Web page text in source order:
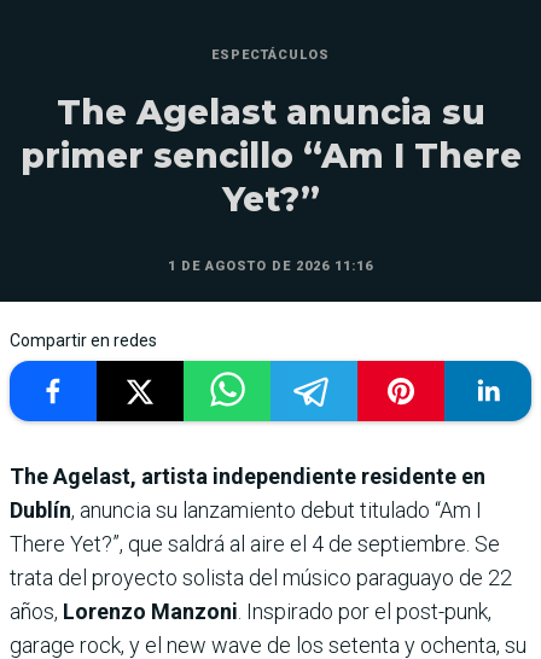
ESPECTÁCULOS
The Agelast anuncia su
primer sencillo “Am I There
Yet?”
1 DE AGOSTO DE 2026 11:16
Compartir en redes
The Agelast, artista independiente residente en
Dublín, anuncia su lanzamiento debut titulado “Am I
There Yet?”, que saldrá al aire el 4 de septiembre. Se
trata del proyecto solista del músico paraguayo de 22
años, Lorenzo Manzoni . Inspirado por el post-punk,
garage rock, y el new wave de los setenta y ochenta, su